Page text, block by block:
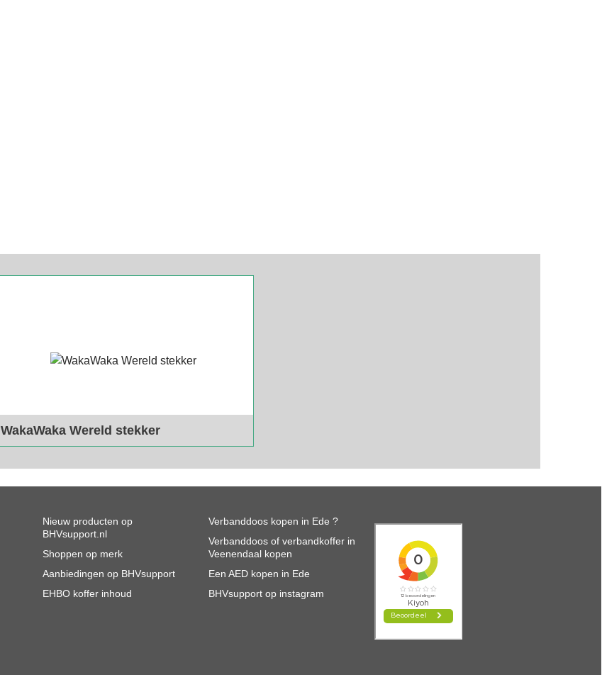
WakaWaka Wereld stekker
Nieuw producten op
BHVsupport.nl
Shoppen op merk
Aanbiedingen op BHVsupport
EHBO koffer inhoud
Verbanddoos kopen in Ede ?
Verbanddoos of verbandkoffer in
Veenendaal kopen
Een AED kopen in Ede
BHVsupport op instagram